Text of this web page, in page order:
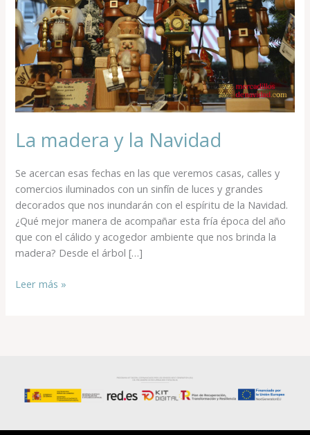
La madera y la Navidad
Se acercan esas fechas en las que veremos casas, calles y
comercios iluminados con un sinfín de luces y grandes
decorados que nos inundarán con el espíritu de la Navidad.
¿Qué mejor manera de acompañar esta fría época del año
que con el cálido y acogedor ambiente que nos brinda la
madera? Desde el árbol […]
Leer más »